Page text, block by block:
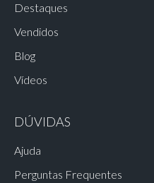
Destaques
Vendidos
Blog
Vídeos
DÚVIDAS
Ajuda
Perguntas Frequentes